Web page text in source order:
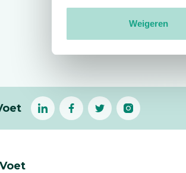
Weigeren
Reviews
linkedin (Let op uitgaande link)
facebook(Let op uitgaande
twitter(Let op
instagram